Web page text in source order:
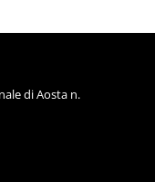
di Aosta n.